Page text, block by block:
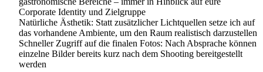
Corporate Identity und Zielgruppe
Natürliche Ästhetik: Statt zusätzlicher Lichtquellen setze ich auf
das vorhandene Ambiente, um den Raum realistisch darzustellen
Schneller Zugriff auf die finalen Fotos: Nach Absprache können
einzelne Bilder bereits kurz nach dem Shooting bereitgestellt
werden